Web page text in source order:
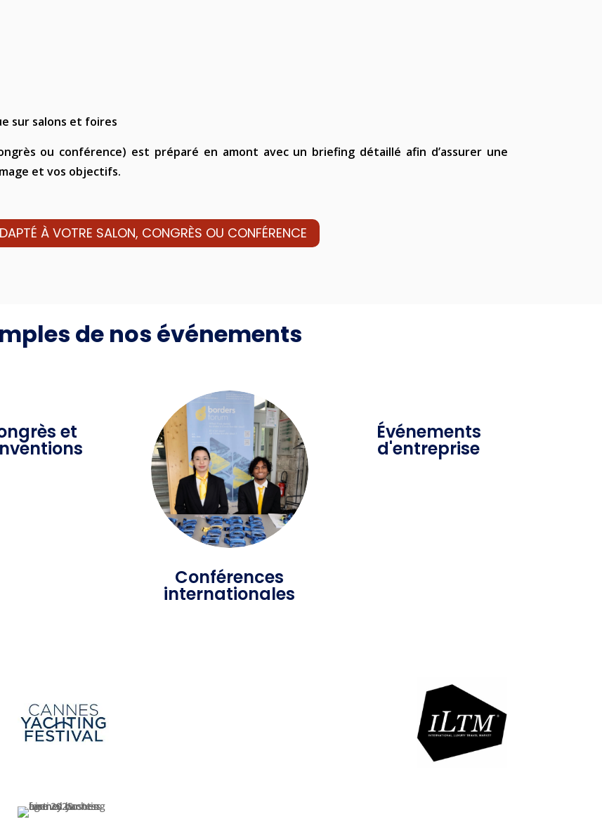
sur salons et foires
ou conférence) est préparé en amont avec un briefing détaillé afin d’assurer une
et vos objectifs.
À VOTRE SALON, CONGRÈS OU CONFÉRENCE
de nos événements
et
Conférences
internationales
Événements
d'entreprise